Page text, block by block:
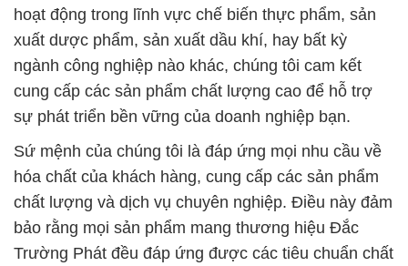
hoạt động trong lĩnh vực chế biến thực phẩm, sản
xuất dược phẩm, sản xuất dầu khí, hay bất kỳ
ngành công nghiệp nào khác, chúng tôi cam kết
cung cấp các sản phẩm chất lượng cao để hỗ trợ
sự phát triển bền vững của doanh nghiệp bạn.
Sứ mệnh của chúng tôi là đáp ứng mọi nhu cầu về
hóa chất của khách hàng, cung cấp các sản phẩm
chất lượng và dịch vụ chuyên nghiệp. Điều này đảm
bảo rằng mọi sản phẩm mang thương hiệu Đắc
Trường Phát đều đáp ứng được các tiêu chuẩn chất